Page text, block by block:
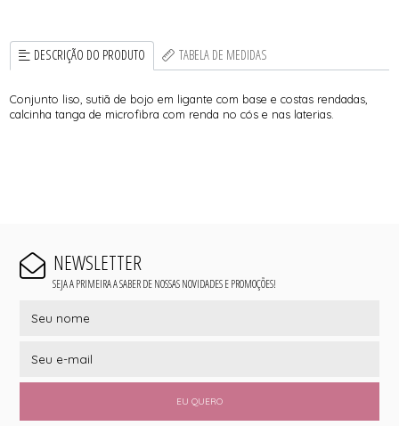
DESCRIÇÃO DO PRODUTO TABELA DE MEDIDAS
Conjunto liso, sutiã de bojo em ligante com base e costas rendadas,
calcinha tanga de microfibra com renda no cós e nas laterias.
NEWSLETTER
SEJA A PRIMEIRA A SABER DE NOSSAS NOVIDADES E PROMOÇÕES!
EU QUERO